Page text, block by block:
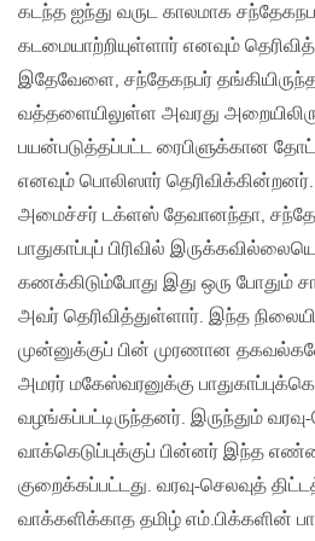
கடந்த ஐந்து வருட காலமாக சந்தேகநபர்
கடமையாற்றியுள்ளார் எனவும்
இதேவேளை‚ சந்தேகநபர்
வத்தளையிலுள்ள அவரது
பயன்படுத்தப்பட்ட ரைபிளுக்கான
எனவும் பொலிஸார் தெரிவிக்கின்றனர்.
அமைச்சர் டக்ளஸ் தேவானந்தா‚
பாதுகாப்புப் பிரிவில்
கணக்கிடும்போது இது ஒரு போதும்
அவர் தெரிவித்துள்ளார். இந்த
முன்னுக்குப் பின் முரணான
அமரர் மகேஸ்வரனுக்கு
வழங்கப்பட்டிருந்தனர். இருந்தும்
வாக்கெடுப்புக்குப் பின்னர் இந்த
குறைக்கப்பட்டது. வரவு-செலவுத்
வாக்களிக்காத தமிழ் எம்.பிக்களின்